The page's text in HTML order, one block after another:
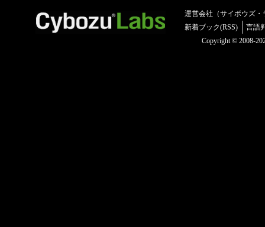
運営会社（サイボウズ・
新着ブック(RSS)
言語
Copyright © 2008-